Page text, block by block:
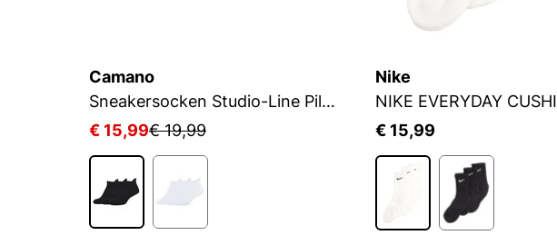
Camano
Sneakersocken Studio-Line Pilates und Yoga
€ 15,99€ 19,99
Nike
NIKE EVERYDAY
€ 15,99